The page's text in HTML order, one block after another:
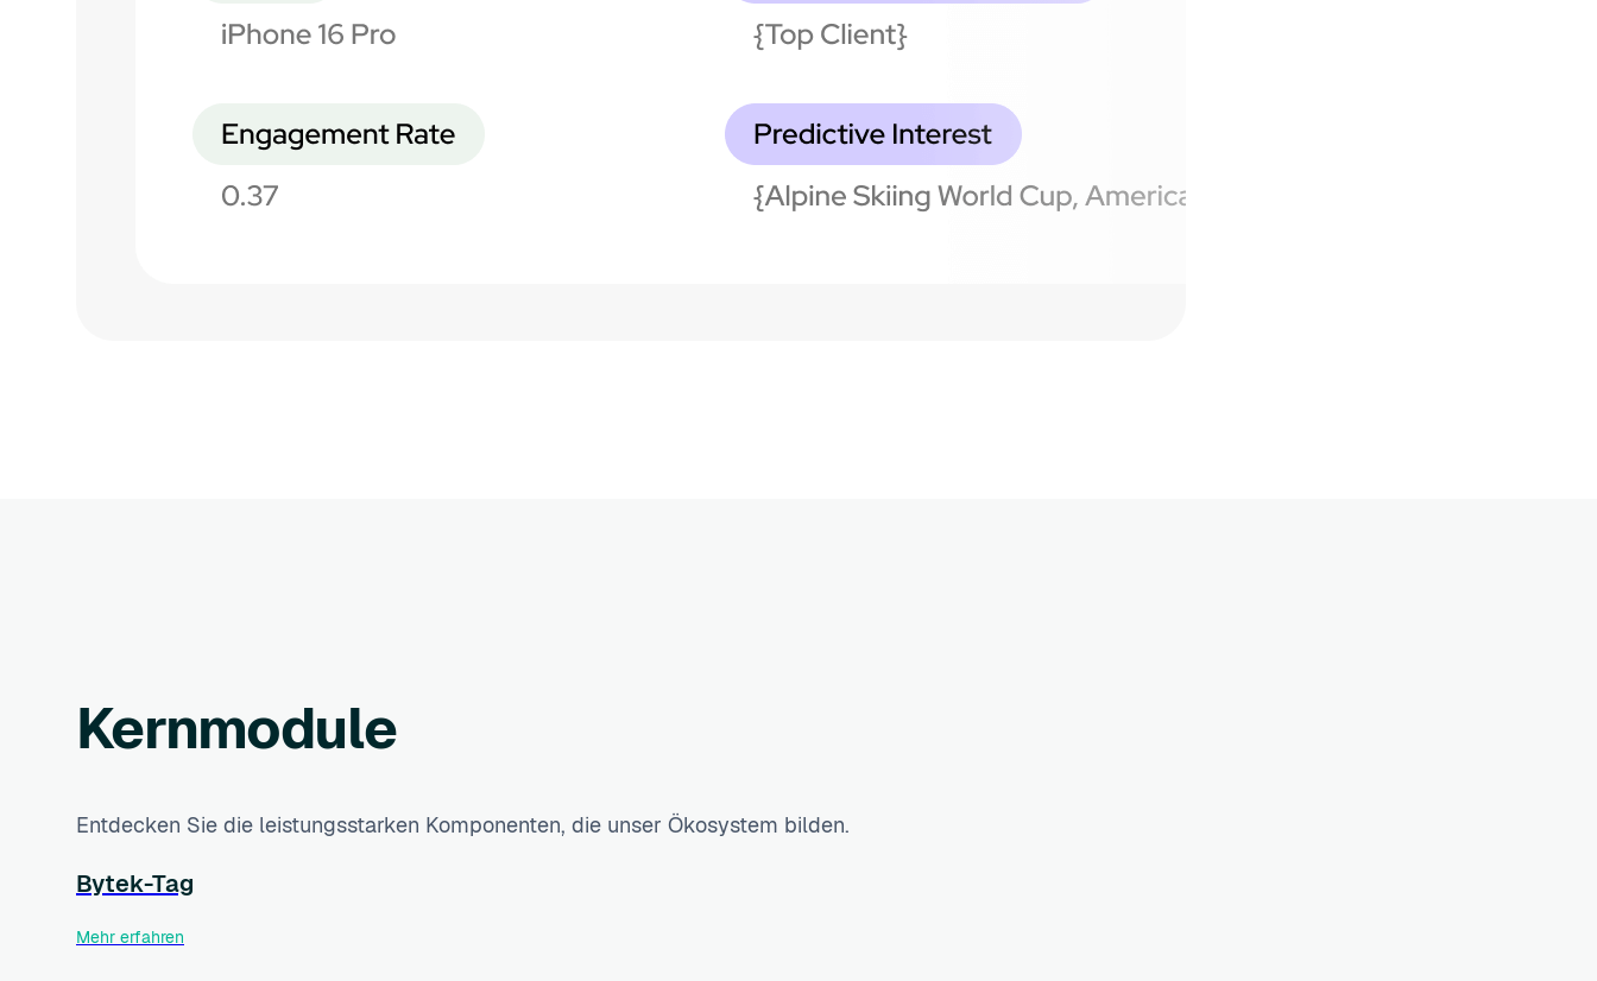
Kernmodule
Entdecken Sie die leistungsstarken Komponenten, die unser Ökosystem bilden.
Bytek-Tag
Mehr erfahren